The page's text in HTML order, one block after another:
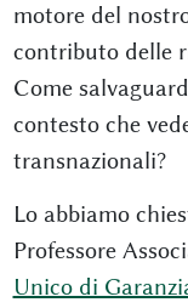
motore del
contributo delle
Come
contesto che
transnazionali?
Lo abbiamo
Professore
Unico di